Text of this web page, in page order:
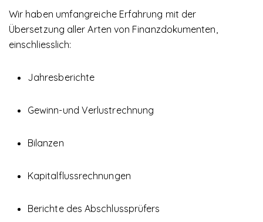
Wir haben umfangreiche Erfahrung mit der
Übersetzung aller Arten von Finanzdokumenten,
einschliesslich:
Jahresberichte
Gewinn-und Verlustrechnung
Bilanzen
Kapitalflussrechnungen
Berichte des Abschlussprüfers